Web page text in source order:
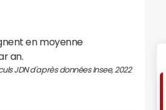
en moyenne
an.
JDN d'après données Insee, 2022